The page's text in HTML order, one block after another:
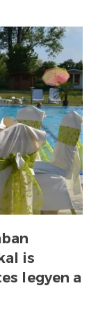
is
legyen a